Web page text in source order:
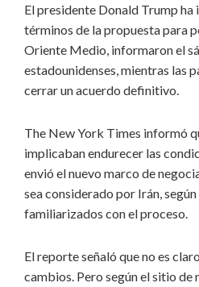
El presidente Donald Trump
términos de la propuesta para
Oriente Medio, informaron el
estadounidenses, mientras las
cerrar un acuerdo definitivo.
The New York Times informó
implicaban endurecer las
envió el nuevo marco de
sea considerado por Irán,
familiarizados con el proceso.
El reporte señaló que no es
cambios. Pero según el sitio de